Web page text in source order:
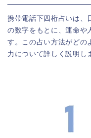
携帯電話下四桁占いは、
の数字をもとに、運命や
す。この占い方法がどの
力について詳しく説明し